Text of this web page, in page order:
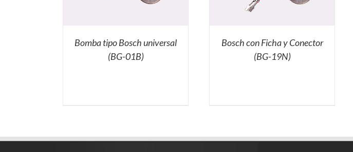
Bomba tipo Bosch universal
(BG-01B)
Bosch con Ficha y Conector
(BG-19N)